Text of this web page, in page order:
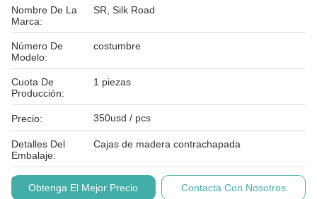
Nombre De La
Marca:
SR, Silk Road
Número De
Modelo:
costumbre
Cuota De
Producción:
1 piezas
Precio: 350usd / pcs
Detalles Del
Embalaje:
Cajas de madera contrachapada
Condiciones De
Pago:Obtenga El Mejor Precio Contacta Con Nosotros